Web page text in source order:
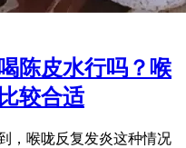
陈皮水行吗？喉
较合适
，喉咙反复发炎这种情况